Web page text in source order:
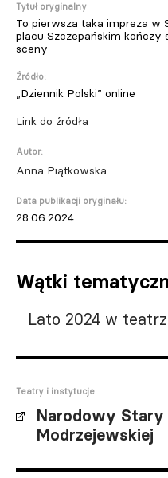
Tytuł oryginalny
To pierwsza taka impreza w
placu Szczepańskim
sceny
Źródło:
„Dziennik Polski” online
Link do źródła
Autor:
Anna Piątkowska
Data publikacji oryginału:
28.06.2024
Wątki
Lato 2024 w
Teatry i instytucje
Narodowy Stary
Modrzejewskiej